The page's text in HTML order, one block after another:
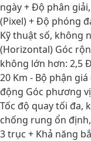
ngày + Độ phân
(Pixel) + Độ phóng
Kỹ thuật số, không
(Horizontal) Góc
không lớn hơn: 2,5
20 Km - Bộ phận
động Góc phương
Tốc độ quay tối đa,
chống rung ổn
3 trục + Khả năng